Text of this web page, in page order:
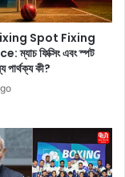
Spot Fixing
ফিক্সিং এবং স্পট
পার্থক্য কী?